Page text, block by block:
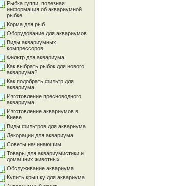
Рыбка гуппи: полезная
информация об аквариумной
рыбке
Корма для рыб
Оборудование для аквариумов
Виды аквариумных
компрессоров
Фильтр для аквариума
Как выбрать рыбок для нового
аквариума?
Как подобрать фильтр для
аквариума
Изготовление пресноводного
аквариума
Изготовление аквариумов в
Киеве
Виды фильтров для аквариума
Декорации для аквариума
Советы начинающим
Товары для аквариумистики и
домашних животных
Обслуживание аквариума
Купить крышку для аквариума